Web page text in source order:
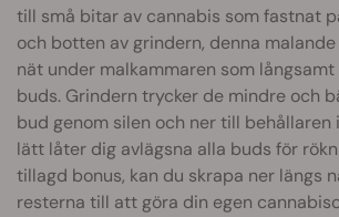
till små bitar av cannabis som fastnat
och botten av grindern, denna
nät under malkammaren som
buds. Grindern trycker de mindre och
bud genom silen och ner till behållaren
lätt låter dig avlägsna alla buds för
tillagd bonus, kan du skrapa ner längs
resterna till att göra din egen